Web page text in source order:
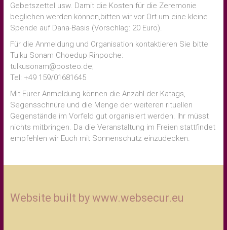
Gebetszettel usw. Damit die Kosten für die Zeremonie
beglichen werden können,bitten wir vor Ort um eine kleine
Spende auf Dana-Basis (Vorschlag: 20 Euro).
Für die Anmeldung und Organisation kontaktieren Sie bitte
Tulku Sonam Choedup Rinpoche:
tulkusonam@posteo.de;
Tel: +49 159/01681645
Mit Eurer Anmeldung können die Anzahl der Katags,
Segensschnüre und die Menge der weiteren rituellen
Gegenstände im Vorfeld gut organisiert werden. Ihr müsst
nichts mitbringen. Da die Veranstaltung im Freien stattfindet
empfehlen wir Euch mit Sonnenschutz einzudecken.
Website built by www.websecur.eu